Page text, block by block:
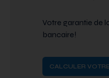
Votre garantie de
bancaire!
CALCULER